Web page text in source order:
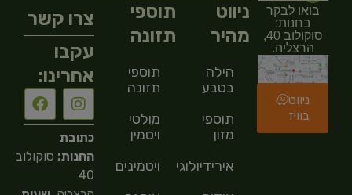
בואו לבקר
בחנות:
סוקולוב 40,
הרצליה.
ניווט
בוויז
ניווט
מהיר
הילה
בטבע
תוספי
מזון
אירידיולוגיה
תוספי
תזונה
תוספי
תזונה
מולטי
ויטמין
ויטמינים
צרו קשר
עקבו
אחרינו:
כתובת
החנות: סוקולוב
40